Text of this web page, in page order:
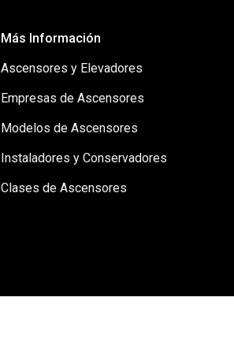
Más Información
Ascensores y Elevadores
Empresas de Ascensores
Modelos de Ascensores
Instaladores y Conservadores
Clases de Ascensores